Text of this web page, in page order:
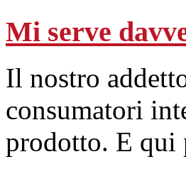
Mi serve
Il nostro
consumatori
prodotto. E qui